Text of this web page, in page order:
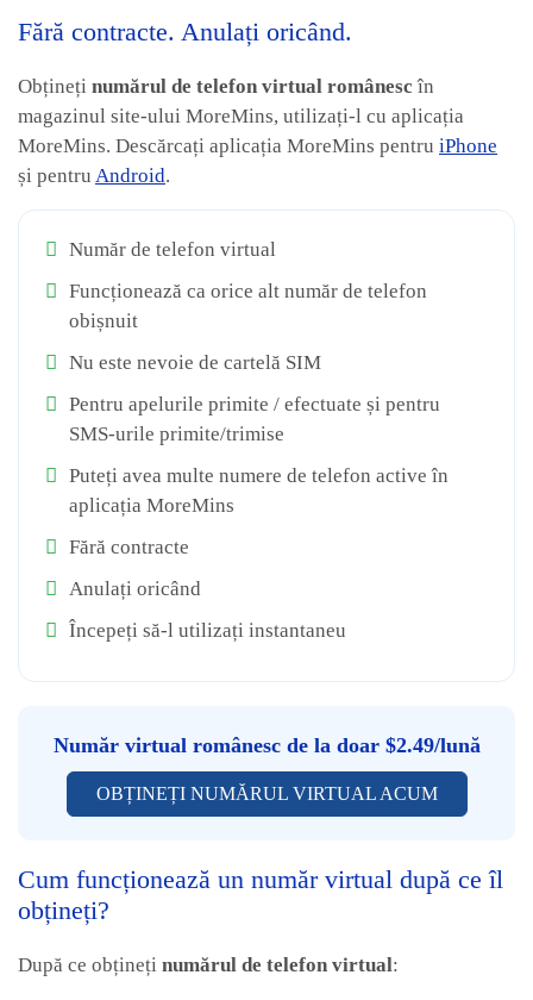
Fără contracte. Anulați oricând.
Obțineți numărul de telefon virtual românesc în
magazinul site-ului MoreMins, utilizați-l cu aplicația
MoreMins. Descărcați aplicația MoreMins pentru iPhone
și pentru Android.
Număr de telefon virtual
Funcționează ca orice alt număr de telefon
obișnuit
Nu este nevoie de cartelă SIM
Pentru apelurile primite / efectuate și pentru
SMS-urile primite/trimise
Puteți avea multe numere de telefon active în
aplicația MoreMins
Fără contracte
Anulați oricând
Începeți să-l utilizați instantaneu
Număr virtual românesc de la doar $2.49/lună
OBȚINEȚI NUMĂRUL VIRTUAL ACUM
Cum funcționează un număr virtual după ce îl
obțineți?
După ce obțineți numărul de telefon virtual: